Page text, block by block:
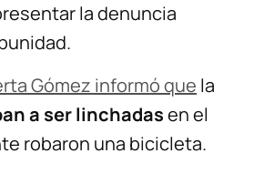
la denuncia
Gómez informó que la
a ser linchadasen el
robaron una bicicleta.